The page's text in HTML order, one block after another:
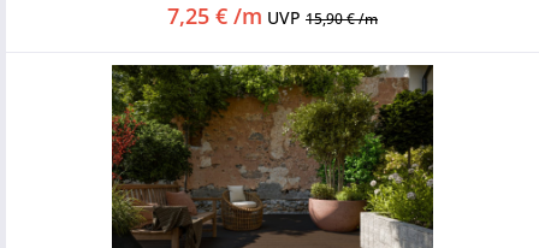
7,25 € /m UVP 15,90 € /m